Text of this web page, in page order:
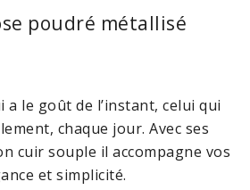
poudré métallisé
a le goût de l’instant, celui qui
chaque jour. Avec ses
cuir souple il accompagne vos
et simplicité.